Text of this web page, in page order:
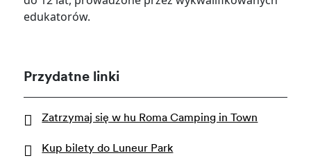
edukatorów.
Przydatne linki
Zatrzymaj się w hu Roma Camping in Town
Kup bilety do Luneur Park